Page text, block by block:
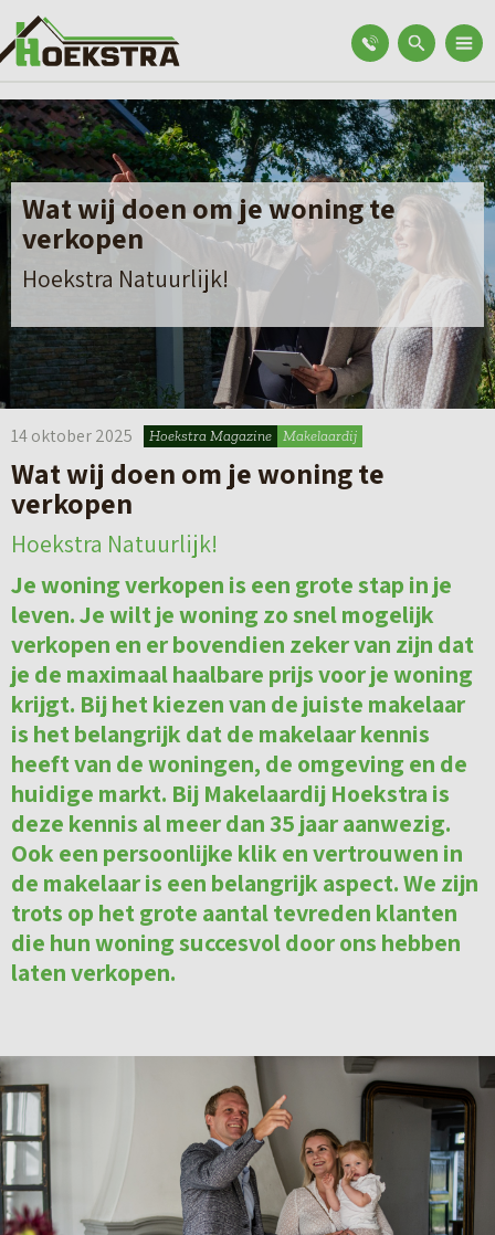
Wat wij doen om je woning te
verkopen
Hoekstra Natuurlijk!
14 oktober 2025 Hoekstra Magazine Makelaardij
Wat wij doen om je woning te
verkopen
Hoekstra Natuurlijk!
Je woning verkopen is een grote stap in je
leven. Je wilt je woning zo snel mogelijk
verkopen en er bovendien zeker van zijn dat
je de maximaal haalbare prijs voor je woning
krijgt. Bij het kiezen van de juiste makelaar
is het belangrijk dat de makelaar kennis
heeft van de woningen, de omgeving en de
huidige markt. Bij Makelaardij Hoekstra is
deze kennis al meer dan 35 jaar aanwezig.
Ook een persoonlijke klik en vertrouwen in
de makelaar is een belangrijk aspect. We zijn
trots op het grote aantal tevreden klanten
die hun woning succesvol door ons hebben
laten verkopen.